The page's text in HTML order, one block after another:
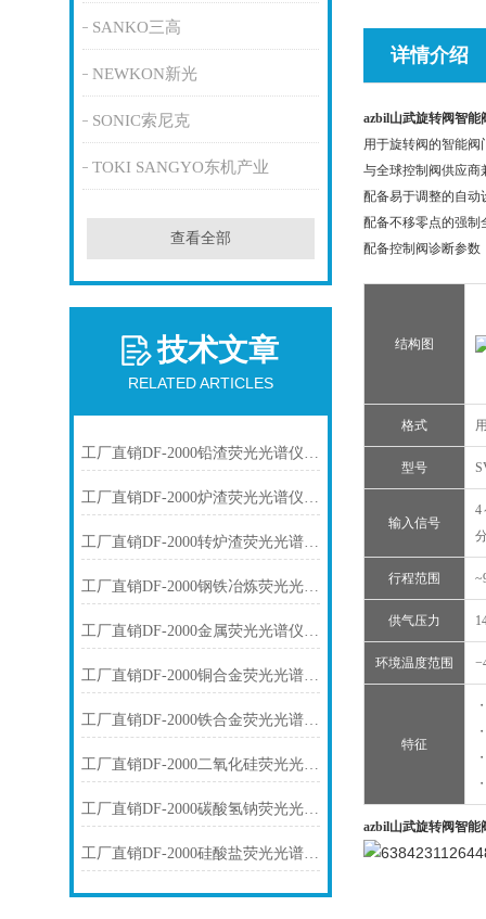
SANKO三高
NEWKON新光
SONIC索尼克
TOKI SANGYO东机产业
查看全部
技术文章
RELATED ARTICLES
工厂直销DF-2000铅渣荧光光谱仪技术参数
工厂直销DF-2000炉渣荧光光谱仪技术参数
工厂直销DF-2000转炉渣荧光光谱仪技术参数
工厂直销DF-2000钢铁冶炼荧光光谱仪技术参数
工厂直销DF-2000金属荧光光谱仪技术参数
工厂直销DF-2000铜合金荧光光谱仪技术参数
工厂直销DF-2000铁合金荧光光谱仪技术参数
工厂直销DF-2000二氧化硅荧光光谱仪技术参数
工厂直销DF-2000碳酸氢钠荧光光谱仪技术参数
工厂直销DF-2000硅酸盐荧光光谱仪技术参数
详情介绍
azbil山武旋转阀智能
用于旋转阀的智能
与全球控制阀供应商
配备易于调整的自动
配备不移零点的强制
配备控制阀诊断参数
结构图
格式
型号
输入信号
4
行程范围
供气压力
环境温度范围
特征
azbil山武旋转阀智能